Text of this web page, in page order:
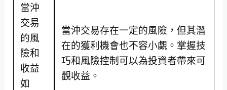
當沖
交易
的風
險和
收益
如
當沖交易存在一定的風險，但其潛
在的獲利機會也不容小覷。掌握技
巧和風險控制可以為投資者帶來可
觀收益。